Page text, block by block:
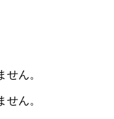
ん。
ん。